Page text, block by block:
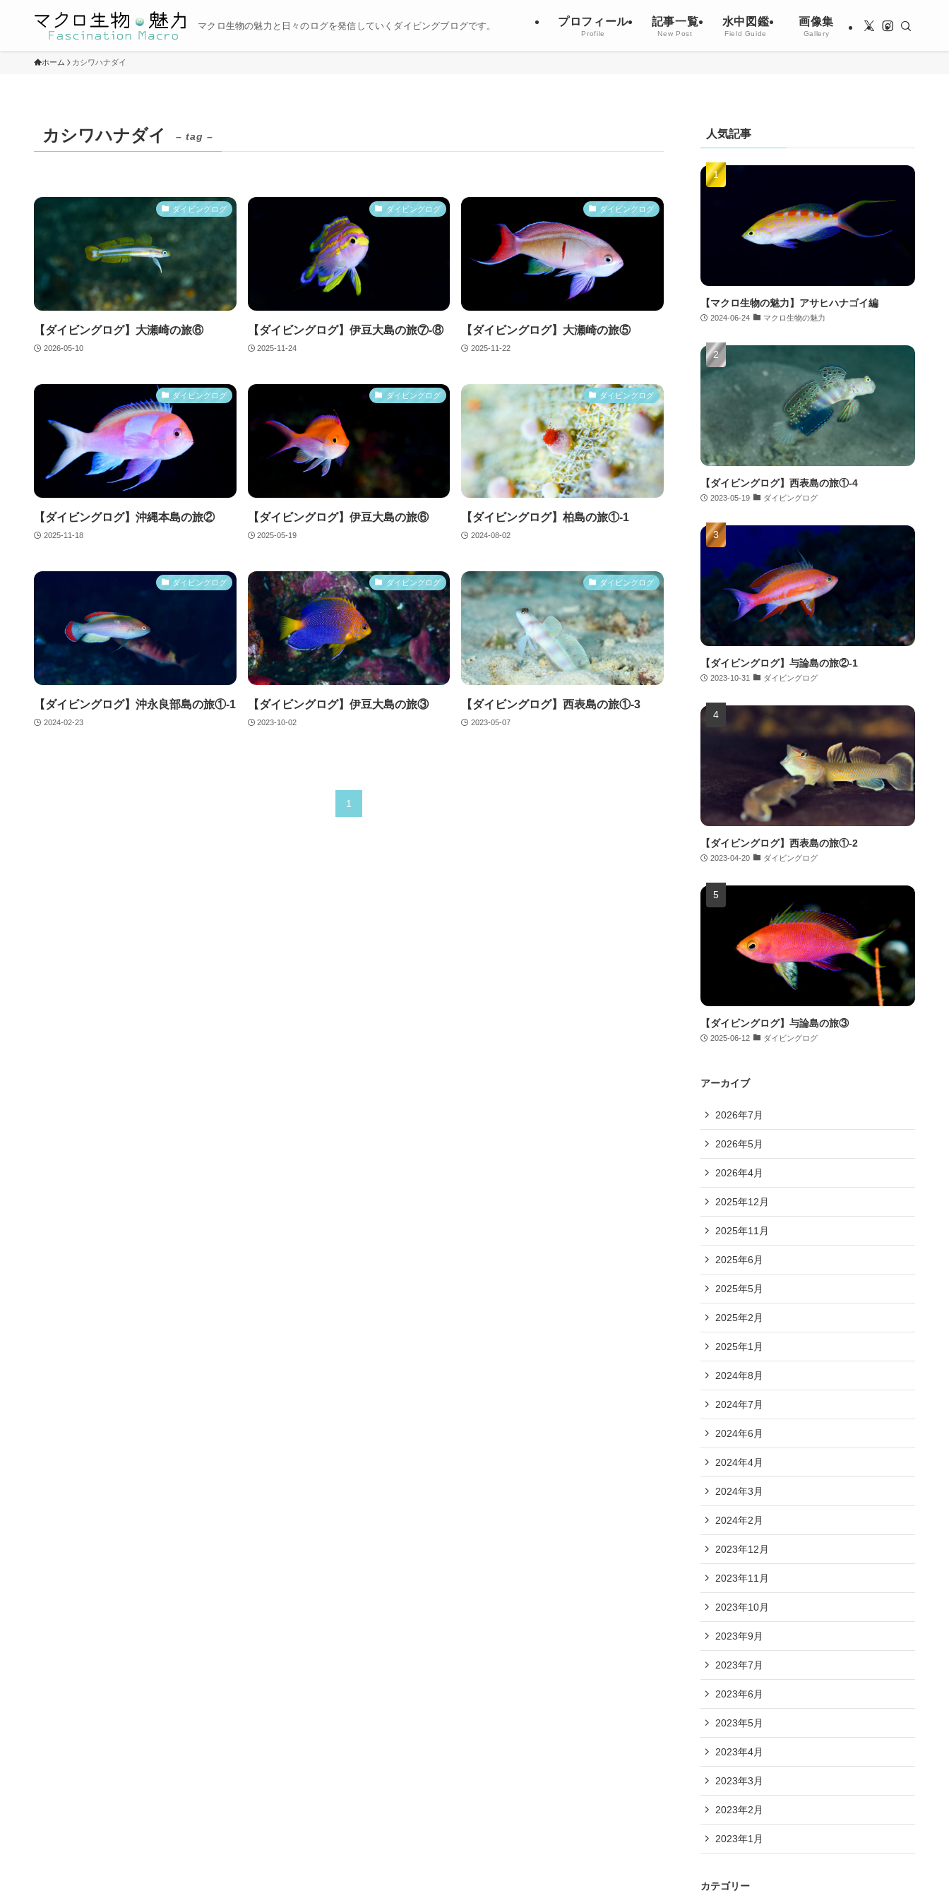
マクロ生物の魅力と日々のログを発信していくダイビングブログです。 プロフィール
Profile
記事一覧
New Post
水中図鑑
Field Guide
画像集
Gallery
ホーム カシワハナダイ
カシワハナダイ – tag –
ダイビングログ
【ダイビングログ】大瀬崎の旅⑥
2026-05-10
ダイビングログ
【ダイビングログ】伊豆大島の旅⑦-⑧
2025-11-24
ダイビングログ
【ダイビングログ】大瀬崎の旅⑤
2025-11-22
ダイビングログ
【ダイビングログ】沖縄本島の旅②
2025-11-18
ダイビングログ
【ダイビングログ】伊豆大島の旅⑥
2025-05-19
ダイビングログ
【ダイビングログ】柏島の旅①-1
2024-08-02
ダイビングログ
【ダイビングログ】沖永良部島の旅①-1
2024-02-23
ダイビングログ
【ダイビングログ】伊豆大島の旅③
2023-10-02
ダイビングログ
【ダイビングログ】西表島の旅①-3
2023-05-07
1
人気記事
【マクロ生物の魅力】アサヒハナゴイ編
2024-06-24 マクロ生物の魅力
【ダイビングログ】西表島の旅①-4
2023-05-19 ダイビングログ
【ダイビングログ】与論島の旅②-1
2023-10-31 ダイビングログ
【ダイビングログ】西表島の旅①-2
2023-04-20 ダイビングログ
【ダイビングログ】与論島の旅③
2025-06-12 ダイビングログ
アーカイブ
2026年7月
2026年5月
2026年4月
2025年12月
2025年11月
2025年6月
2025年5月
2025年2月
2025年1月
2024年8月
2024年7月
2024年6月
2024年4月
2024年3月
2024年2月
2023年12月
2023年11月
2023年10月
2023年9月
2023年7月
2023年6月
2023年5月
2023年4月
2023年3月
2023年2月
2023年1月
カテゴリー